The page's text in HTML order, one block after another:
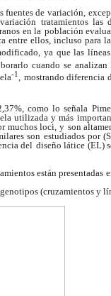
fuentes de variación,
tratamientos las
en la población
entre ellos, incluso para
ya que las líneas
cuando se analizan
-1, mostrando diferencia
como lo señala
utilizada y más
muchos loci, y son
son estudiados por
del diseño látice (EL)
están presentadas
genotipos (cruzamientos y